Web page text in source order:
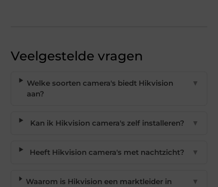
Veelgestelde vragen
Welke soorten camera's biedt Hikvision
aan?
▼
Kan ik Hikvision camera's zelf installeren? ▼
Heeft Hikvision camera's met nachtzicht? ▼
Waarom is Hikvision een marktleider in
▼